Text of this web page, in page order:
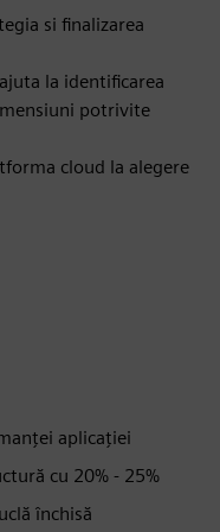
si finalizarea
la identificarea
potrivite
cloud la alegere
aplicației
cu 20% - 25%
închisă